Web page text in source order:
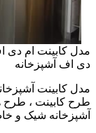
دی اف آشپزخانه
طرح کابینت ، طرح
آشپزخانه شیک و